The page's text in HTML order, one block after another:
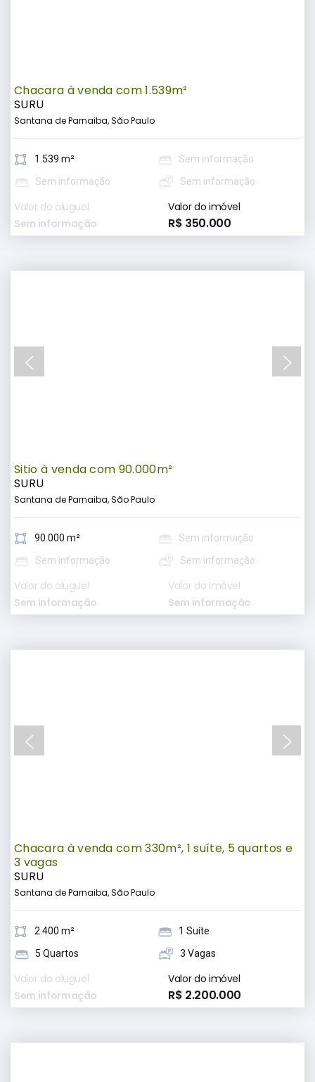
Chacara à venda com 1.539m²
SURU
Santana de Parnaiba, São Paulo
1.539 m²
Sem informação
Sem informação
Sem informação
Valor do aluguel
Sem informação
Valor do imóvel
R$ 350.000
Sitio à venda com 90.000m²
SURU
Santana de Parnaiba, São Paulo
90.000 m²
Sem informação
Sem informação
Sem informação
Valor do aluguel
Sem informação
Valor do imóvel
Sem informação
Chacara à venda com 330m², 1 suíte, 5 quartos e
3 vagas
SURU
Santana de Parnaiba, São Paulo
2.400 m²
1 Suíte
5 Quartos
3 Vagas
Valor do aluguel
Sem informação
Valor do imóvel
R$ 2.200.000